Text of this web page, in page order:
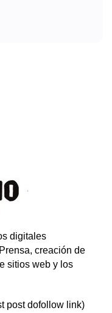
digitales
creación de
sitios web y los
post dofollow link)